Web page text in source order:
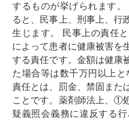
するものが挙げられます
ると、民事上、刑事上、行
生じます。 民事上の責任
によって患者に健康被害を
する責任です。金額は健康
た場合等は数千万円以上
責任とは、罰金、禁固また
ことです。薬剤師法上、①
疑義照会義務に違反する